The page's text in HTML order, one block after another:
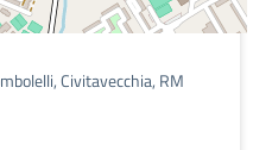
Civitavecchia, RM